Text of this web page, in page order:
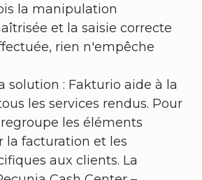
la manipulation
et la saisie correcte
rien n'empêche
solution : Fakturio aide à la
les services rendus. Pour
les éléments
la facturation et les
aux clients. La